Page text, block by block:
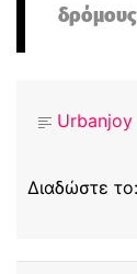
Urbanjoy
Διαδώστε το: